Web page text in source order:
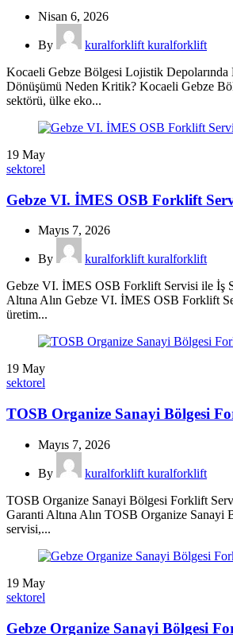
Nisan 6, 2026
By
kuralforklift kuralforklift
Kocaeli Gebze Bölgesi Lojistik
Dönüşümü Neden Kritik? Kocaeli Gebze
sektörü, ülke eko...
19 May
sektorel
Gebze VI. İMES OSB Forklift
Mayıs 7, 2026
By
kuralforklift kuralforklift
Gebze VI. İMES OSB Forklift Servisi ile İş
Altına Alın Gebze VI. İMES OSB Forklift
üretim...
19 May
sektorel
TOSB Organize Sanayi Bölgesi
Mayıs 7, 2026
By
kuralforklift kuralforklift
TOSB Organize Sanayi Bölgesi Forklift
Garanti Altına Alın TOSB Organize Sanayi
servisi,...
19 May
sektorel
Gebze Organize Sanayi Bölgesi